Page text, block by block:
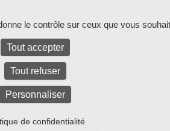
le contrôle sur ceux que vous
Tout accepter
Tout refuser
Personnaliser
de confidentialité